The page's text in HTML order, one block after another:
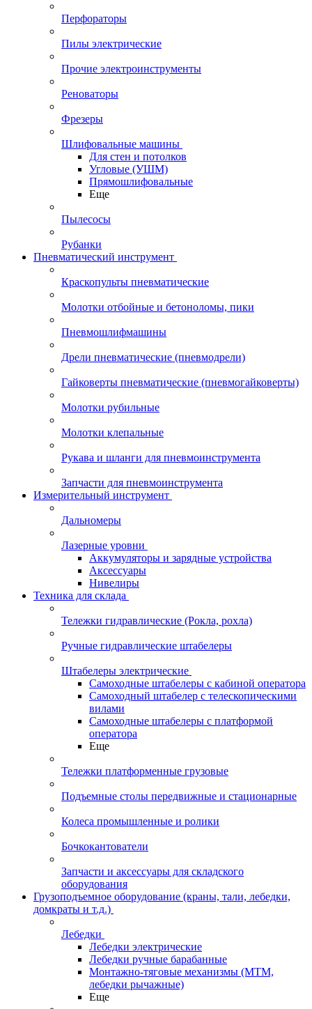
Перфораторы
Пилы электрические
Прочие электроинструменты
Реноваторы
Фрезеры
Шлифовальные машины
Для стен и потолков
Угловые (УШМ)
Прямошлифовальные
Еще
Пылесосы
Рубанки
Пневматический инструмент
Краскопульты пневматические
Молотки отбойные и бетоноломы, пики
Пневмошлифмашины
Дрели пневматические (пневмодрели)
Гайковерты пневматические (пневмогайковерты)
Молотки рубильные
Молотки клепальные
Рукава и шланги для пневмоинструмента
Запчасти для пневмоинструмента
Измерительный инструмент
Дальномеры
Лазерные уровни
Аккумуляторы и зарядные устройства
Аксессуары
Нивелиры
Техника для склада
Тележки гидравлические (Рокла, рохла)
Ручные гидравлические штабелеры
Штабелеры электрические
Самоходные штабелеры с кабиной оператора
Самоходный штабелер с телескопическими
вилами
Самоходные штабелеры с платформой
оператора
Еще
Тележки платформенные грузовые
Подъемные столы передвижные и стационарные
Колеса промышленные и ролики
Бочкокантователи
Запчасти и аксессуары для складского
оборудования
Грузоподъемное оборудование (краны, тали, лебедки,
домкраты и т.д.)
Лебедки
Лебедки электрические
Лебедки ручные барабанные
Монтажно-тяговые механизмы (МТМ,
лебедки рычажные)
Еще